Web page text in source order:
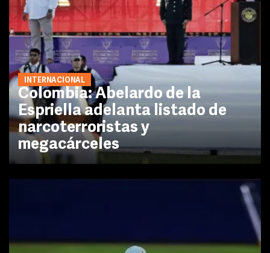
INTERNACIONAL
Colombia: Abelardo de la
Espriella adelanta listado de
narcoterroristas y
megacárceles